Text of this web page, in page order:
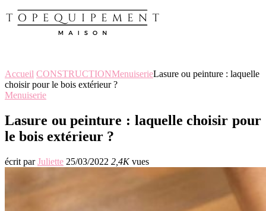
Accueil CONSTRUCTIONMenuiserieLasure ou peinture : laquelle
choisir pour le bois extérieur ?
Menuiserie
Lasure ou peinture : laquelle choisir pour
le bois extérieur ?
écrit parJuliette 25/03/2022 2,4Kvues